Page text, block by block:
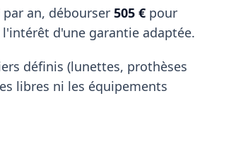
par an, débourser 505 € pour
d'une garantie adaptée.
définis (lunettes, prothèses
libres ni les équipements